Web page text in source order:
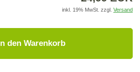
inkl. 19% MwSt. zzgl. Versand
In den Warenkorb